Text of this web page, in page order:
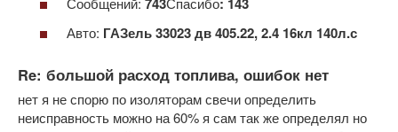
Авто: ГАЗель 33023 дв 405.22, 2.4 16кл 140л.с
Re: большой расход топлива, ошибок нет
нет я не спорю по изоляторам свечи определить
неисправность можно на 60% я сам так же определял но